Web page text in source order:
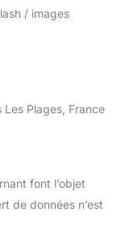
/ images
Plages, France
font l’objet
de données n’est